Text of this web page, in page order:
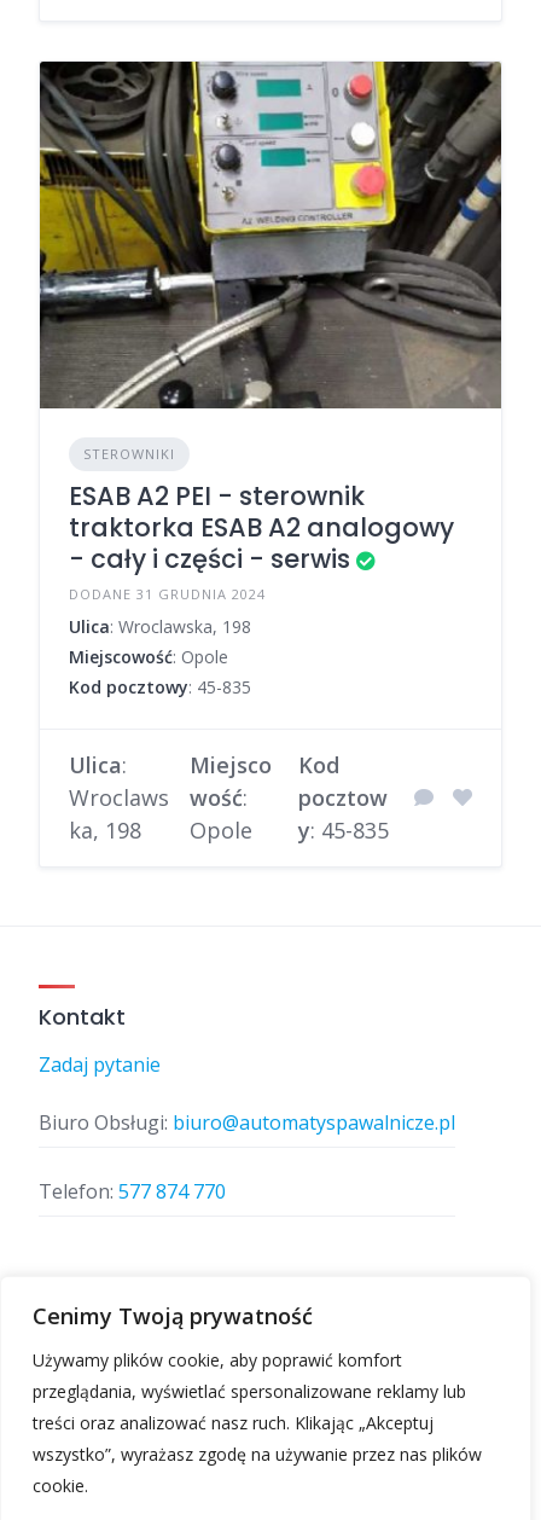
Cenimy Twoją prywatność
Używamy plików cookie, aby poprawić komfort
przeglądania, wyświetlać spersonalizowane reklamy lub
treści oraz analizować nasz ruch. Klikając „Akceptuj
wszystko”, wyrażasz zgodę na używanie przez nas plików
cookie.
STEROWNIKI
ESAB A2 PEI - sterownik
traktorka ESAB A2 analogowy
- cały i części - serwis
DODANE 31 GRUDNIA 2024
Ulica: Wroclawska, 198
Miejscowość: Opole
Kod pocztowy: 45-835
Ulica:
Wroclaws
ka, 198
Miejsco
wość:
Opole
Kod
pocztow
y: 45-835
Kontakt
Zadaj pytanie
Biuro Obsługi: biuro@automatyspawalnicze.pl
Telefon: 577 874 770
Automatyspawalnicze.pl | Wszelkie prawa